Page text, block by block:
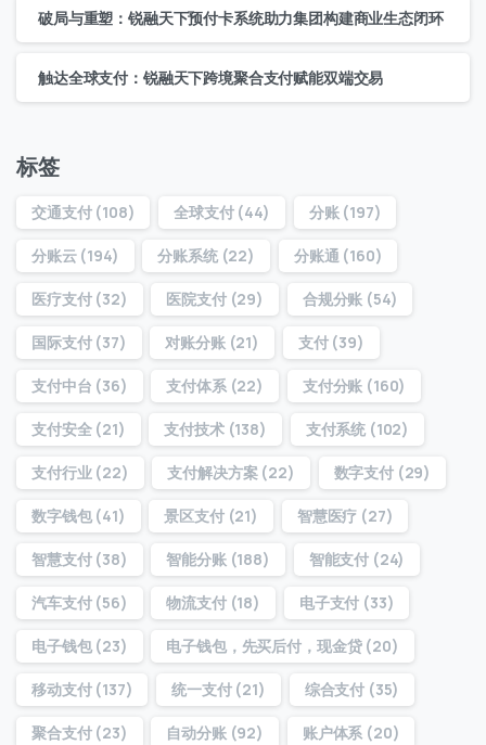
破局与重塑：锐融天下预付卡系统助力集团构建商业生态闭环
触达全球支付：锐融天下跨境聚合支付赋能双端交易
标签
交通支付(108) 全球支付(44) 分账(197)
分账云(194) 分账系统(22) 分账通(160)
医疗支付(32) 医院支付(29) 合规分账 (54)
国际支付(37) 对账分账(21) 支付(39)
支付中台 (36) 支付体系(22) 支付分账 (160)
支付安全(21) 支付技术(138) 支付系统 (102)
支付行业(22) 支付解决方案(22) 数字支付(29)
数字钱包(41) 景区支付(21) 智慧医疗 (27)
智慧支付(38) 智能分账(188) 智能支付 (24)
汽车支付(56) 物流支付(18) 电子支付 (33)
电子钱包(23) 电子钱包，先买后付，现金贷(20)
移动支付(137) 统一支付(21) 综合支付 (35)
聚合支付(23) 自动分账(92) 账户体系 (20)
联系我们
我们的团队会尽快回复。
0 / 180
首次进入页面
我们通常的回复时间： 30 分钟内